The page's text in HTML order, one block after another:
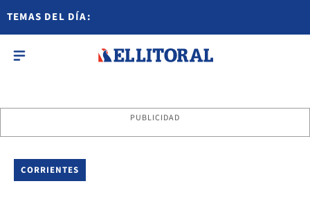
TEMAS DEL DÍA:
PUBLICIDAD
CORRIENTES